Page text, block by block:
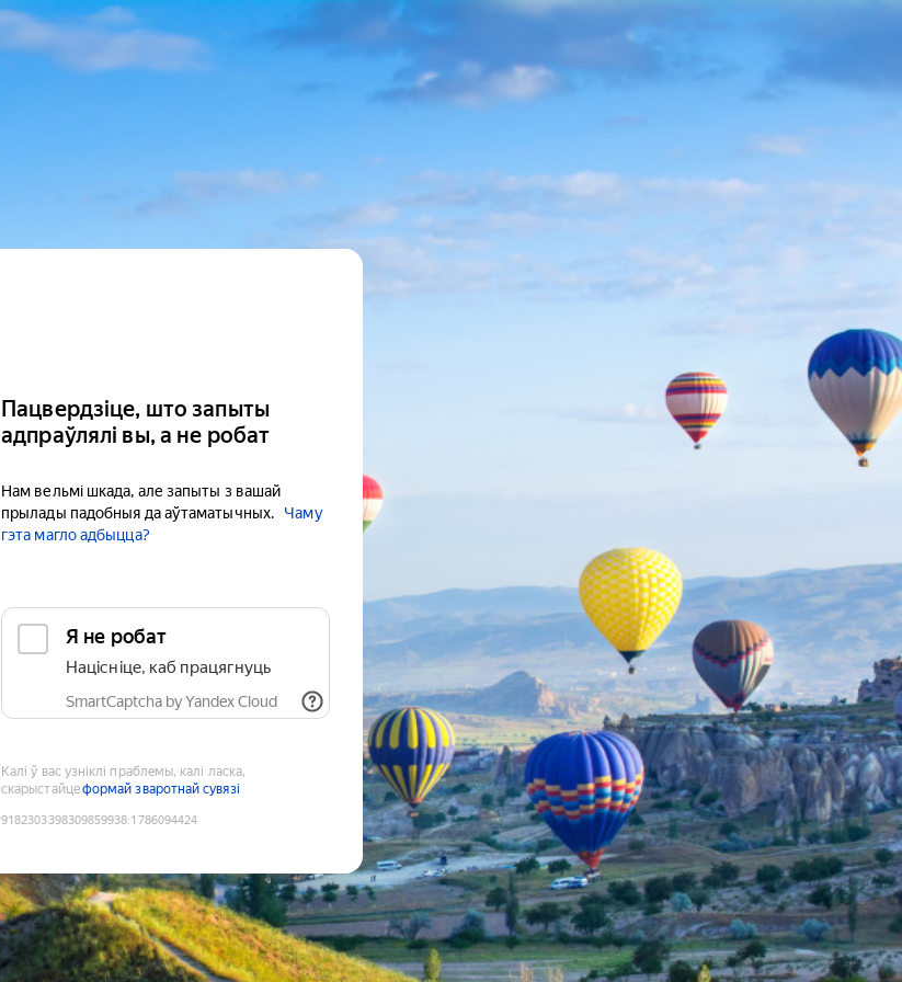
Пацвердзіце, што запыты
адпраўлялі вы, а не робат
Нам вельмі шкада, але запыты з вашай
прылады падобныя да аўтаматычных.
Чаму
гэта магло адбыцца?
Я не робат
Націсніце, каб працягнуць
SmartCaptcha by Yandex Cloud
Калі ў вас узніклі праблемы, калі ласка,
скарыстайцеформай зваротнай сувязі
9182303398309859938:1786094424